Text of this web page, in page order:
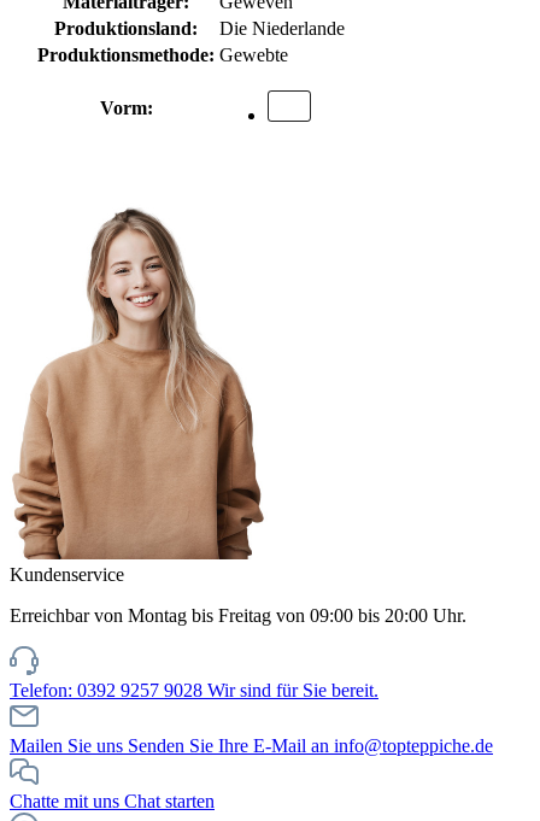
Produktionsland:
Die Niederlande
Produktionsmethode: Gewebte
Vorm:
Kundenservice
Erreichbar von Montag bis Freitag von 09:00 bis 20:00 Uhr.
Telefon: 0392 9257 9028 Wir sind für Sie bereit.
Mailen Sie uns Senden Sie Ihre E-Mail an info@topteppiche.de
Chatte mit uns Chat starten